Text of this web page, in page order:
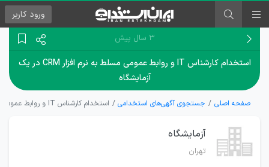
ورود کاربر
۳ سال پیش
استخدام کارشناس IT و روابط عمومی مسلط به نرم افزار CRM در یک
آزمایشگاه
صفحه اصلی جستجوی آگهی‌های استخدامی استخدام کارشناس IT و روابط عمومی مسلط به نرم افزار CRM در یک آزمایشگاه
آزمایشگاه
تهران